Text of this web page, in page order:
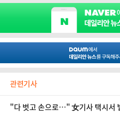
관련기사
"다 벗고 손으로…" 女기사 택시서